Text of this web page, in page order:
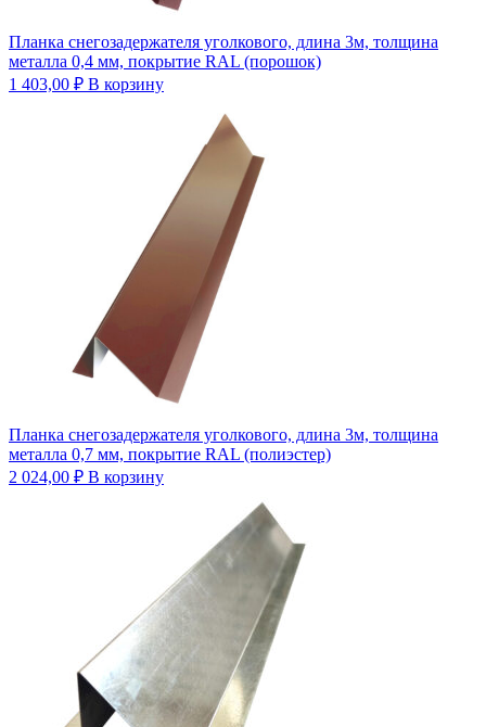
Планка снегозадержателя уголкового, длина 3м, толщина
металла 0,4 мм, покрытие RAL (порошок)
1 403,00 ₽ В корзину
Планка снегозадержателя уголкового, длина 3м, толщина
металла 0,7 мм, покрытие RAL (полиэстер)
2 024,00 ₽ В корзину